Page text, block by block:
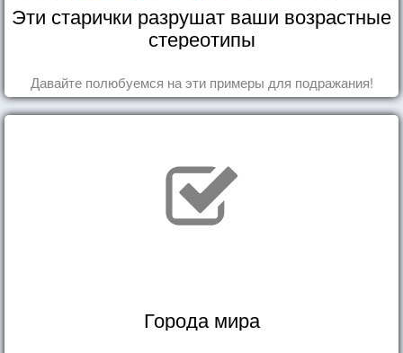
Эти старички разрушат ваши возрастные
стереотипы
Давайте полюбуемся на эти примеры для подражания!
Города мира